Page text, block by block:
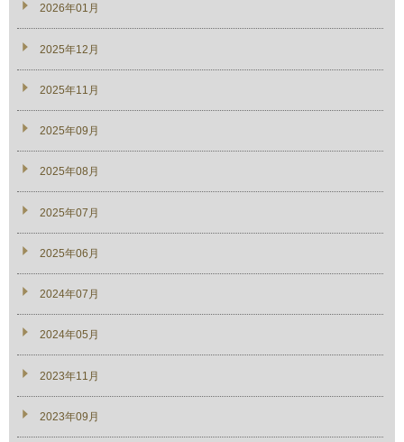
2026年01月
2025年12月
2025年11月
2025年09月
2025年08月
2025年07月
2025年06月
2024年07月
2024年05月
2023年11月
2023年09月